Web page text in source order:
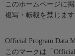
このホームページに
複写・転載を禁じます
Official Program Data
このマークは「